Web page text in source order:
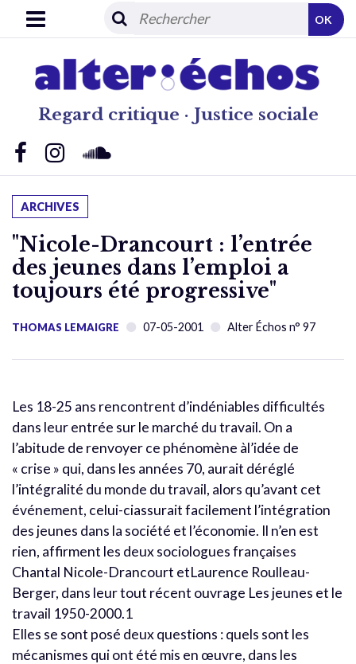
Regard critique · Justice sociale
OK
ARCHIVES
"Nicole-Drancourt : l’entrée
des jeunes dans l’emploi a
toujours été progressive"
THOMAS LEMAIGRE 07-05-2001 Alter Échos n° 97
Les 18-25 ans rencontrent d’indéniables difficultés
dans leur entrée sur le marché du travail. On a
l’abitude de renvoyer ce phénomène àl’idée de
« crise » qui, dans les années 70, aurait déréglé
l’intégralité du monde du travail, alors qu’avant cet
événement, celui-ciassurait facilement l’intégration
des jeunes dans la société et l’économie. Il n’en est
rien, affirment les deux sociologues françaises
Chantal Nicole-Drancourt etLaurence Roulleau-
Berger, dans leur tout récent ouvrage Les jeunes et le
travail 1950-2000.1
Elles se sont posé deux questions : quels sont les
mécanismes qui ont été mis en œuvre, dans les